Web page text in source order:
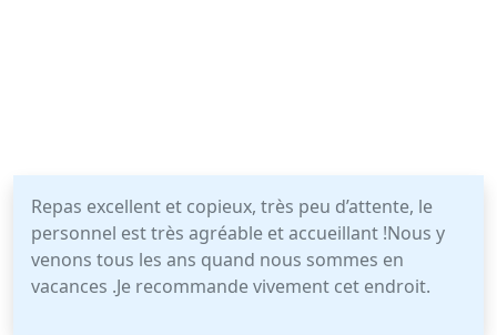
Repas excellent et copieux, très peu d’attente, le
personnel est très agréable et accueillant !Nous y
venons tous les ans quand nous sommes en
vacances .Je recommande vivement cet endroit.